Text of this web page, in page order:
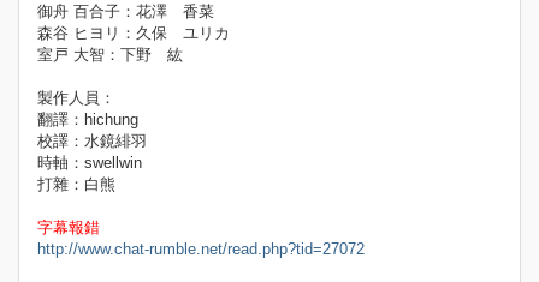
御舟 百合子：花澤 香菜
森谷 ヒヨリ：久保 ユリカ
室戸 大智：下野 紘
製作人員：
翻譯：hichung
校譯：水鏡緋羽
時軸：swellwin
打雜：白熊
字幕報錯
http://www.chat-rumble.net/read.php?tid=27072